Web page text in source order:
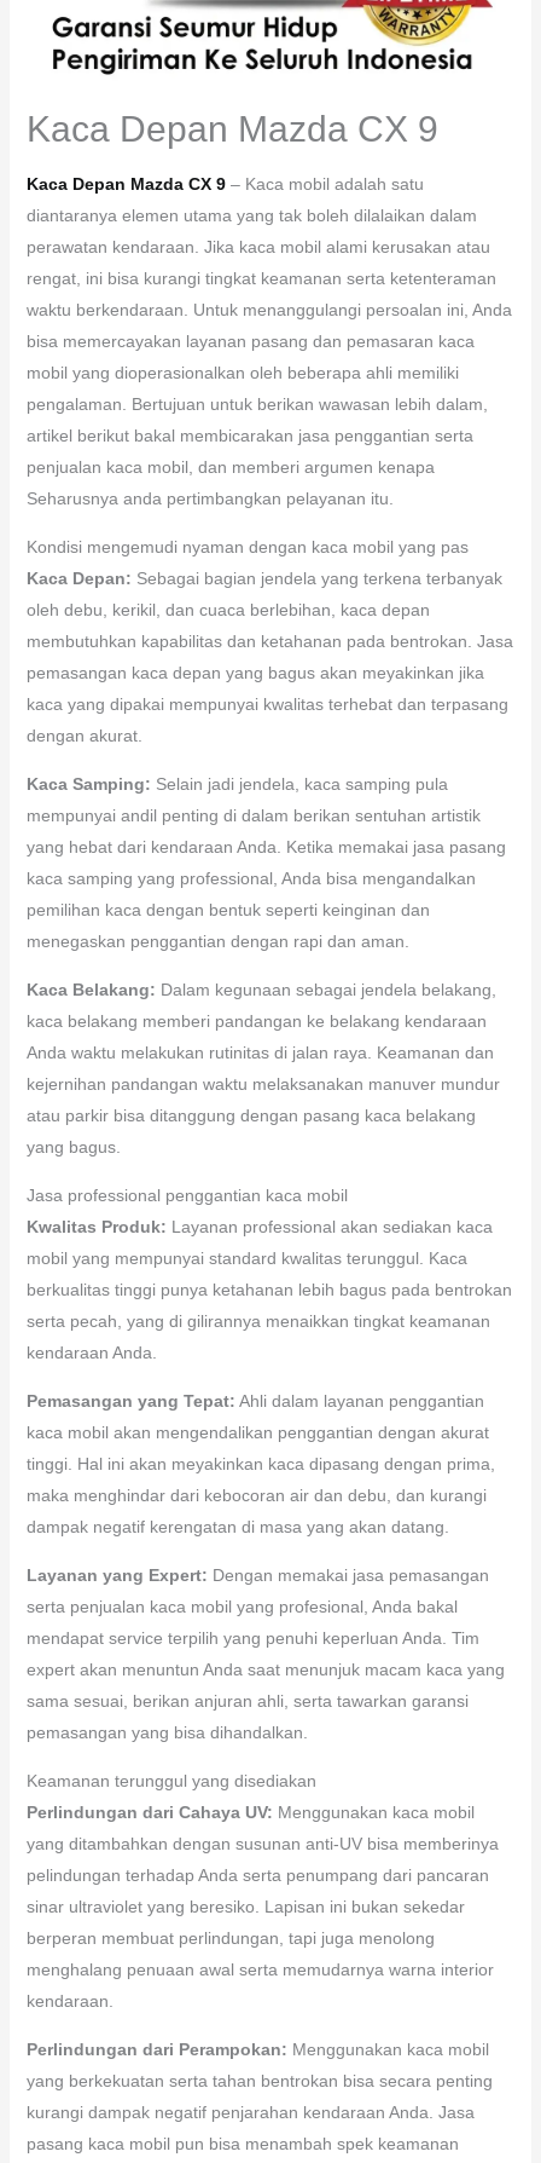
Kaca Depan Mazda CX 9
Kaca Depan Mazda CX 9 – Kaca mobil adalah satu
diantaranya elemen utama yang tak boleh dilalaikan dalam
perawatan kendaraan. Jika kaca mobil alami kerusakan atau
rengat, ini bisa kurangi tingkat keamanan serta ketenteraman
waktu berkendaraan. Untuk menanggulangi persoalan ini, Anda
bisa memercayakan layanan pasang dan pemasaran kaca
mobil yang dioperasionalkan oleh beberapa ahli memiliki
pengalaman. Bertujuan untuk berikan wawasan lebih dalam,
artikel berikut bakal membicarakan jasa penggantian serta
penjualan kaca mobil, dan memberi argumen kenapa
Seharusnya anda pertimbangkan pelayanan itu.
Kondisi mengemudi nyaman dengan kaca mobil yang pas
Kaca Depan: Sebagai bagian jendela yang terkena terbanyak
oleh debu, kerikil, dan cuaca berlebihan, kaca depan
membutuhkan kapabilitas dan ketahanan pada bentrokan. Jasa
pemasangan kaca depan yang bagus akan meyakinkan jika
kaca yang dipakai mempunyai kwalitas terhebat dan terpasang
dengan akurat.
Kaca Samping: Selain jadi jendela, kaca samping pula
mempunyai andil penting di dalam berikan sentuhan artistik
yang hebat dari kendaraan Anda. Ketika memakai jasa pasang
kaca samping yang professional, Anda bisa mengandalkan
pemilihan kaca dengan bentuk seperti keinginan dan
menegaskan penggantian dengan rapi dan aman.
Kaca Belakang: Dalam kegunaan sebagai jendela belakang,
kaca belakang memberi pandangan ke belakang kendaraan
Anda waktu melakukan rutinitas di jalan raya. Keamanan dan
kejernihan pandangan waktu melaksanakan manuver mundur
atau parkir bisa ditanggung dengan pasang kaca belakang
yang bagus.
Jasa professional penggantian kaca mobil
Kwalitas Produk: Layanan professional akan sediakan kaca
mobil yang mempunyai standard kwalitas terunggul. Kaca
berkualitas tinggi punya ketahanan lebih bagus pada bentrokan
serta pecah, yang di gilirannya menaikkan tingkat keamanan
kendaraan Anda.
Pemasangan yang Tepat: Ahli dalam layanan penggantian
kaca mobil akan mengendalikan penggantian dengan akurat
tinggi. Hal ini akan meyakinkan kaca dipasang dengan prima,
maka menghindar dari kebocoran air dan debu, dan kurangi
dampak negatif kerengatan di masa yang akan datang.
Layanan yang Expert: Dengan memakai jasa pemasangan
serta penjualan kaca mobil yang profesional, Anda bakal
mendapat service terpilih yang penuhi keperluan Anda. Tim
expert akan menuntun Anda saat menunjuk macam kaca yang
sama sesuai, berikan anjuran ahli, serta tawarkan garansi
pemasangan yang bisa dihandalkan.
Keamanan terunggul yang disediakan
Perlindungan dari Cahaya UV: Menggunakan kaca mobil
yang ditambahkan dengan susunan anti-UV bisa memberinya
pelindungan terhadap Anda serta penumpang dari pancaran
sinar ultraviolet yang beresiko. Lapisan ini bukan sekedar
berperan membuat perlindungan, tapi juga menolong
menghalang penuaan awal serta memudarnya warna interior
kendaraan.
Perlindungan dari Perampokan: Menggunakan kaca mobil
yang berkekuatan serta tahan bentrokan bisa secara penting
kurangi dampak negatif penjarahan kendaraan Anda. Jasa
pasang kaca mobil pun bisa menambah spek keamanan